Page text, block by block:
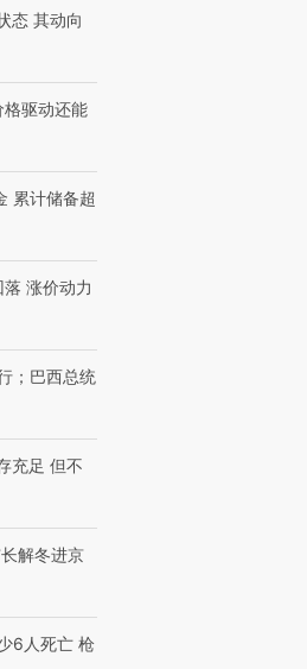
态 其动向
驱动还能
累计储备超
涨价动力
；巴西总统
充足 但不
解冬进京
6人死亡 枪